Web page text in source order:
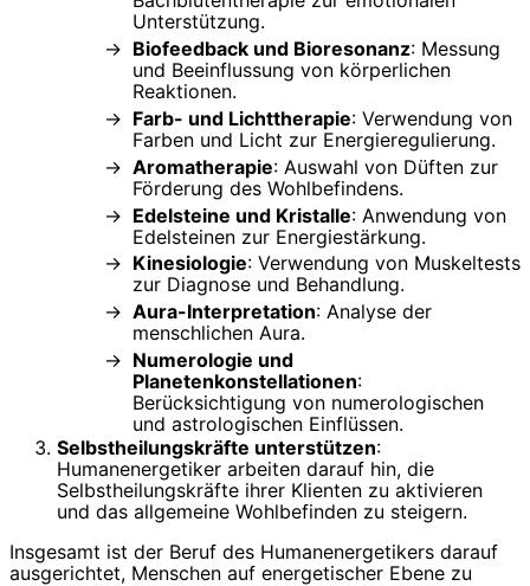
Unterstützung.
Biofeedback und Bioresonanz: Messung
und Beeinflussung von körperlichen
Reaktionen.
Farb- und Lichttherapie: Verwendung von
Farben und Licht zur Energieregulierung.
Aromatherapie: Auswahl von Düften zur
Förderung des Wohlbefindens.
Edelsteine und Kristalle: Anwendung von
Edelsteinen zur Energiestärkung.
Kinesiologie: Verwendung von Muskeltests
zur Diagnose und Behandlung.
Aura-Interpretation: Analyse der
menschlichen Aura.
Numerologie und
Planetenkonstellationen:
Berücksichtigung von numerologischen
und astrologischen Einflüssen.
Selbstheilungskräfte unterstützen:
Humanenergetiker arbeiten darauf hin, die
Selbstheilungskräfte ihrer Klienten zu aktivieren
und das allgemeine Wohlbefinden zu steigern.
Insgesamt ist der Beruf des Humanenergetikers darauf
ausgerichtet, Menschen auf energetischer Ebene zu